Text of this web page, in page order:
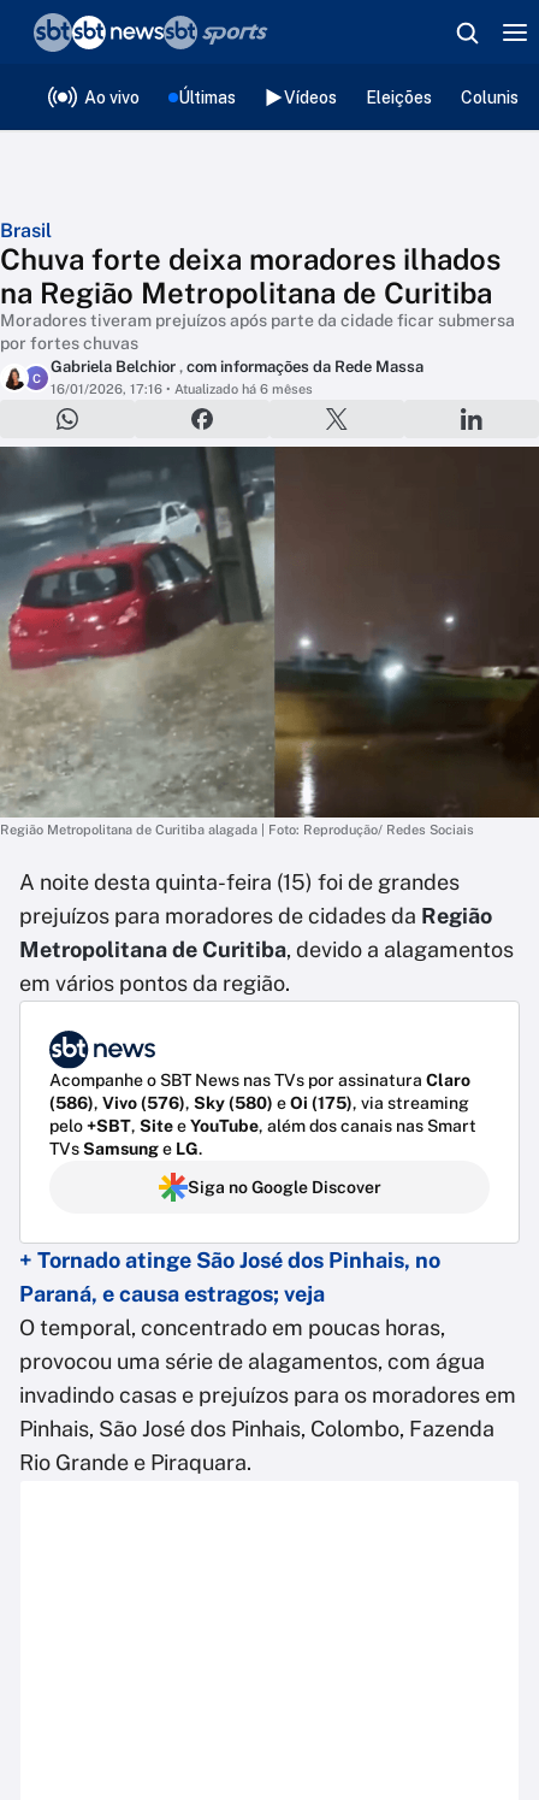
Ao vivo Últimas Vídeos Eleições
Brasil
Chuva forte deixa moradores ilhados
na Região Metropolitana de Curitiba
Moradores tiveram prejuízos após parte da cidade ficar submersa
por fortes chuvas
C
Gabriela Belchior , com informações da Rede Massa
16/01/2026, 17:16 • Atualizado há 6 mêses
Região Metropolitana de Curitiba alagada | Foto: Reprodução/ Redes Sociais
A noite desta quinta-feira (15) foi de grandes
prejuízos para moradores de cidades da Região
Metropolitana de Curitiba, devido a alagamentos
em vários pontos da região.
Acompanhe o SBT News nas TVs por assinatura Claro
(586), Vivo (576), Sky (580) eOi (175), via streaming
pelo+SBT, SiteeYouTube, além dos canais nas Smart
TVsSamsunge LG.
Siga no Google Discover
+ Tornado atinge São José dos Pinhais, no
Paraná, e causa estragos; veja
O temporal, concentrado em poucas horas,
provocou uma série de alagamentos, com água
invadindo casas e prejuízos para os moradores em
Pinhais, São José dos Pinhais, Colombo, Fazenda
Rio Grande e Piraquara.
❮voltar
Editorias